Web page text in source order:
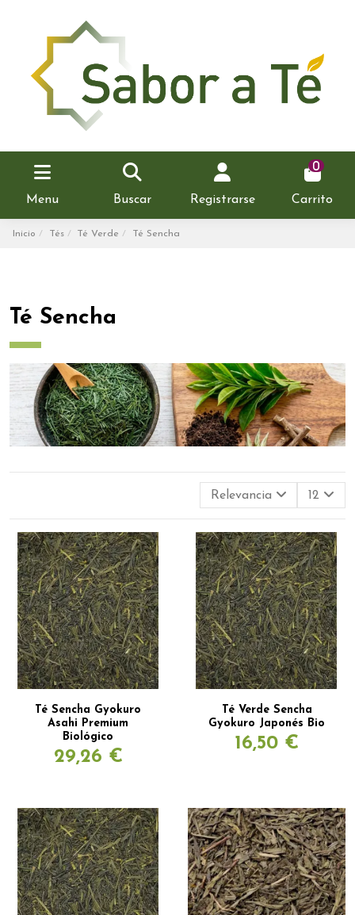
Menu Buscar Registrarse
0
Carrito
Inicio Tés Té Verde Té Sencha
Té Sencha
Relevancia 12
Té Sencha Gyokuro
Asahi Premium
Biológico
29,26 €
Té Verde Sencha
Gyokuro Japonés Bio
16,50 €